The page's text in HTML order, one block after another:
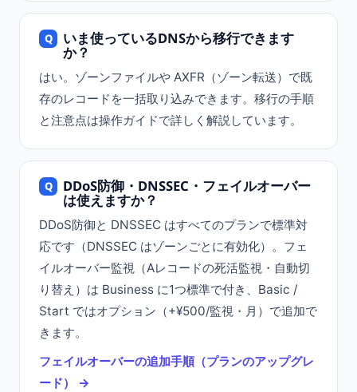
いま使っているDNSから移行できます
か？
はい。ゾーンファイルや AXFR（ゾーン転送）で既
存のレコードを一括取り込みできます。移行の手順
と注意点は操作ガイドで詳しく解説しています。
DDoS防御・DNSSEC・フェイルオーバー
は使えますか？
DDoS防御と DNSSEC はすべてのプランで標準対
応です（DNSSEC はゾーンごとに有効化）。フェ
イルオーバー監視（Aレコードの死活監視・自動切
り替え）は Business に1つ標準で付き、Basic /
Start ではオプション（+¥500/監視・月）で追加で
きます。
フェイルオーバーの追加手順（プランのアップグレ
ード） →